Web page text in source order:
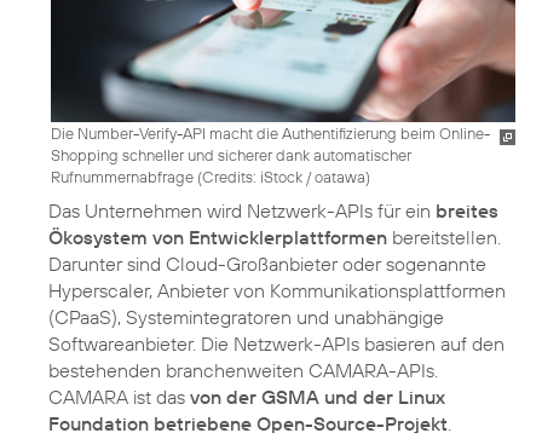
Die Number-Verify-API macht die Authentifizierung beim Online-
Shopping schneller und sicherer dank automatischer
Rufnummernabfrage (Credits: iStock / oatawa)
Das Unternehmen wird Netzwerk-APIs für ein breites
Ökosystem von Entwicklerplattformen bereitstellen.
Darunter sind Cloud-Großanbieter oder sogenannte
Hyperscaler, Anbieter von Kommunikationsplattformen
(CPaaS), Systemintegratoren und unabhängige
Softwareanbieter. Die Netzwerk-APIs basieren auf den
bestehenden branchenweiten CAMARA-APIs.
CAMARA ist das von der GSMA und der Linux
Foundation betriebene Open-Source-Projekt